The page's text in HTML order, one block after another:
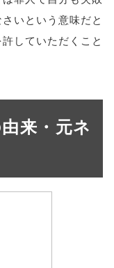
いという意味だと
していただくこと
来・元ネ